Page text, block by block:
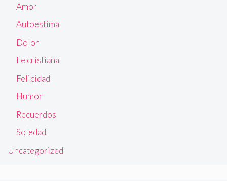
Amor
Autoestima
Dolor
Fe cristiana
Felicidad
Humor
Recuerdos
Soledad
Uncategorized